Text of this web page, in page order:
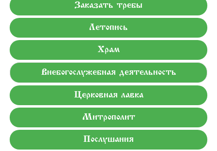
Заказать требы
Летопись
Храм
Внебогослужебная деятельность
Церковная лавка
Митрополит
Послушания